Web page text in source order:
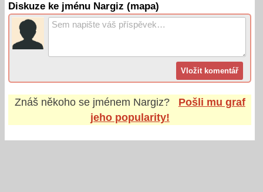
Diskuze ke jménu Nargiz (mapa)
Znáš někoho se jménem Nargiz?
Pošli mu graf
jeho popularity!